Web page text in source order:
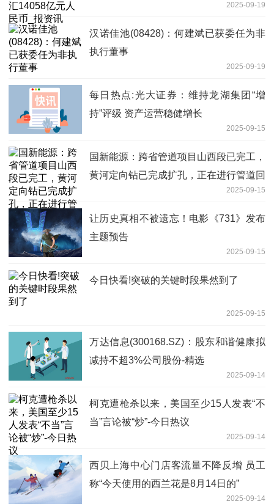
2025-09-19
汉诺佳池(08428)：何建斌已获委任为非
执行董事
2025-09-19
每日热点:光大证券：维持龙湖集团“增
持”评级 资产运营稳健增长
2025-09-15
国新能源：跨省管道项目山西段已完工，
黄河定向钻已完成扩孔，正在进行管道回
2025-09-15
让历史真相不被遗忘！电影《731》发布
主题预告
2025-09-15
今日快看!突破的关键时段果然到了
2025-09-15
万达信息(300168.SZ)：股东和谐健康拟
减持不超3%公司股份-精选
2025-09-14
柯克遭枪杀以来，美国至少15人发表“不
当”言论被“炒”-今日热议
2025-09-14
西贝上海中心门店客流量不降反增 员工
称“今天使用的西兰花是8月14日的”
2025-09-14